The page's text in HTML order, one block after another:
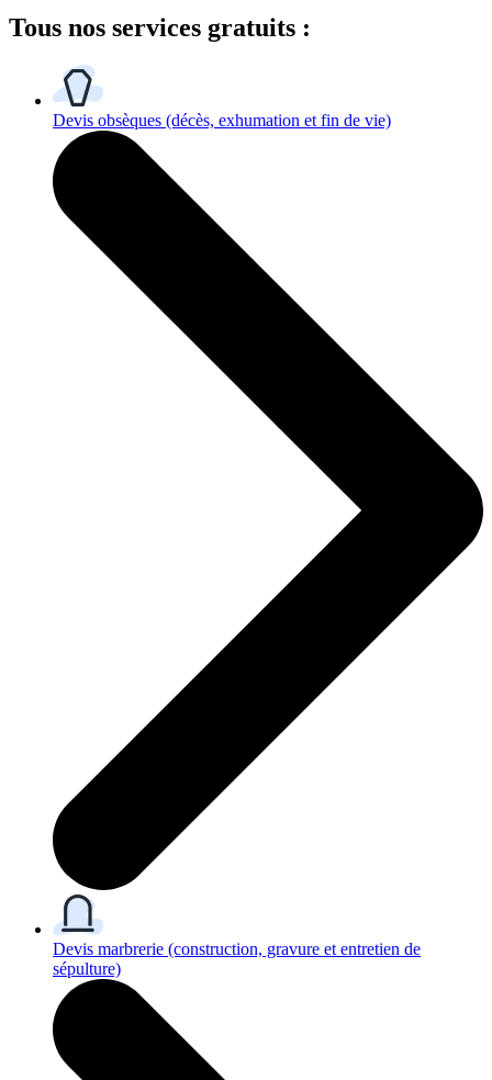
Tous nos services gratuits :
Devis obsèques (décès, exhumation et fin de vie)
Devis marbrerie (construction, gravure et entretien de
sépulture)